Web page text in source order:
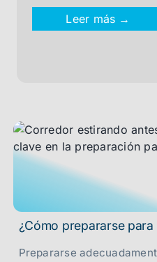
¿Cómo prepararse para
Prepararse
Leer más →